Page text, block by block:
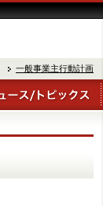
一般事業主行動計画